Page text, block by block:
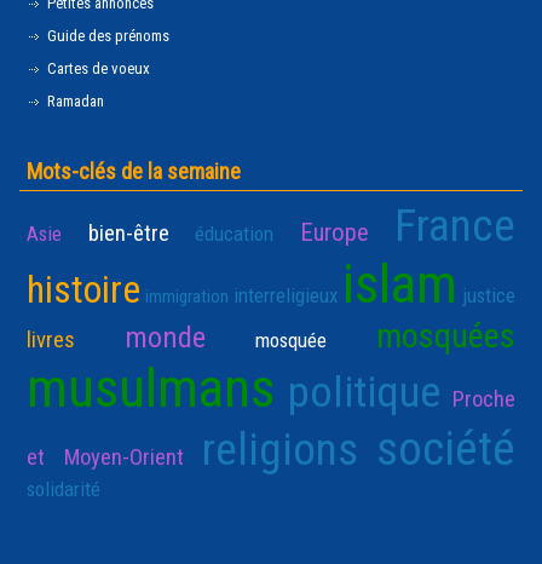
Guide des prénoms
Cartes de voeux
Ramadan
Mots-clés de la semaine
Asie bien-être éducation Europe France
histoire immigration interreligieux islam justice
livres monde mosquée mosquées
musulmans politique Proche
et Moyen-Orient religions société
solidarité